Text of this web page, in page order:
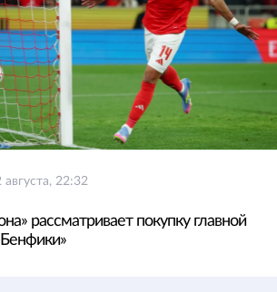
августа, 22:32
рассматривает покупку главной